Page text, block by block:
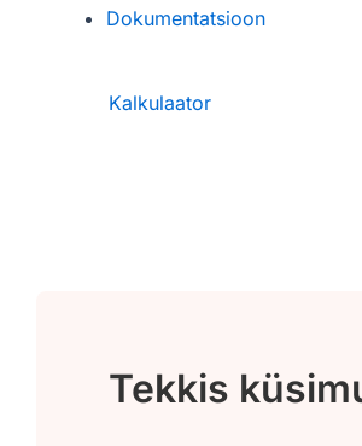
Dokumentatsioon
Kalkulaator
Tekkis